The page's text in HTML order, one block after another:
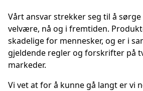
Vårt ansvar strekker seg til å
velvære, nå og i fremtiden.
skadelige for mennesker, og er i
gjeldende regler og forskrifter på
markeder.
Vi vet at for å kunne gå langt er vi